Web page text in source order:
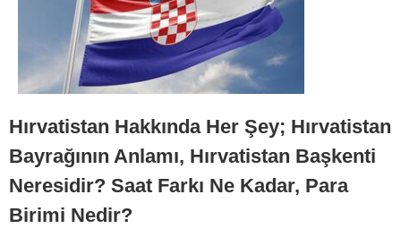
Hırvatistan Hakkında Her Şey; Hırvatistan
Bayrağının Anlamı, Hırvatistan Başkenti
Neresidir? Saat Farkı Ne Kadar, Para
Birimi Nedir?